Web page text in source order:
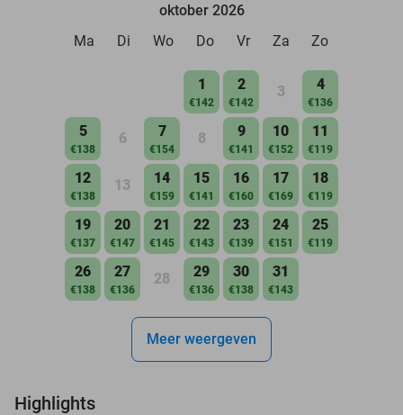
oktober 2026
Ma
Di Wo Do Vr Za Zo
1
€142
2
€142
3 4
€136
5
€138
6 7
€154
8 9
€141
10
€152
11
€119
12
€138
13 14
€159
15
€141
16
€160
17
€169
18
€119
19
€137
20
€147
21
€145
22
€143
23
€139
24
€151
25
€119
26
€138
27
€136
28 29
€136
30
€138
31
€143
Meer weergeven
Highlights